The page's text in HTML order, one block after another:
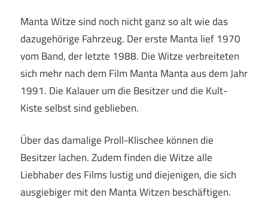
Manta Witze sind noch nicht ganz so alt wie das
dazugehörige Fahrzeug. Der erste Manta lief 1970
vom Band, der letzte 1988. Die Witze verbreiteten
sich mehr nach dem Film Manta Manta aus dem Jahr
1991. Die Kalauer um die Besitzer und die Kult-
Kiste selbst sind geblieben.
Über das damalige Proll-Klischee können die
Besitzer lachen. Zudem finden die Witze alle
Liebhaber des Films lustig und diejenigen, die sich
ausgiebiger mit den Manta Witzen beschäftigen.